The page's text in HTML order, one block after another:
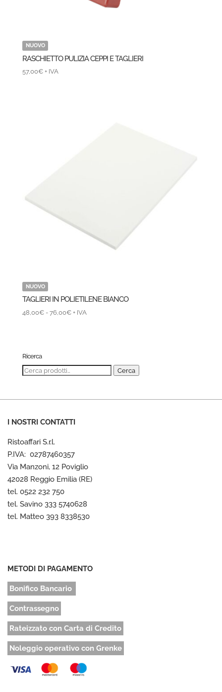
NUOVO
RASCHIETTO PULIZIA CEPPI E TAGLIERI
57,00€ + IVA
NUOVO
TAGLIERI IN POLIETILENE BIANCO
48,00€ - 76,00€Fascia
a
76,00€
+ IVA
Ricerca
Cerca: Cerca
I NOSTRI CONTATTI
Ristoaffari S.r.l.
P.IVA: 02787460357
Via Manzoni, 12 Poviglio
42028 Reggio Emilia (RE)
tel. 0522 232 750
tel. Savino 333 5740628
tel. Matteo 393 8338530
METODI DI PAGAMENTO
Bonifico Bancario
Contrassegno
Rateizzato con Carta di Credito
Noleggio operativo con Grenke